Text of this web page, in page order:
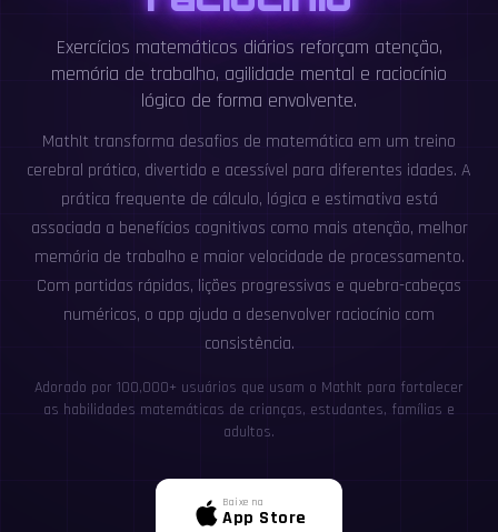
Exercícios matemáticos diários reforçam atenção,
memória de trabalho, agilidade mental e raciocínio
lógico de forma envolvente.
MathIt transforma desafios de matemática em um treino
cerebral prático, divertido e acessível para diferentes idades. A
prática frequente de cálculo, lógica e estimativa está
associada a benefícios cognitivos como mais atenção, melhor
memória de trabalho e maior velocidade de processamento.
Com partidas rápidas, lições progressivas e quebra-cabeças
numéricos, o app ajuda a desenvolver raciocínio com
consistência.
Adorado por 100,000+ usuários que usam o MathIt para fortalecer
as habilidades matemáticas de crianças, estudantes, famílias e
adultos.
Baixe na
App Store